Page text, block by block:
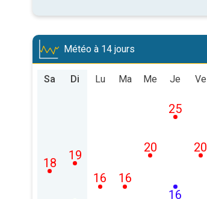
Météo à 14 jours
Sa
18
Di
19
Lu
16
Ma
16
Me
20
Je
16
25
Ve
20